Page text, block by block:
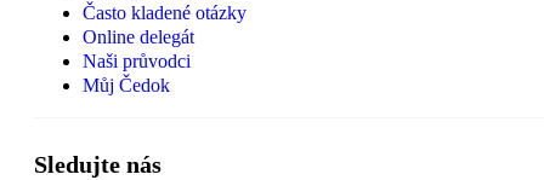
Často kladené otázky
Online delegát
Naši průvodci
Můj Čedok
Sledujte nás